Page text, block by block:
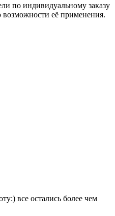
по индивидуальному заказу
возможности её применения.
все остались более чем